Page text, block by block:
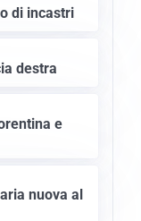
di incastri
destra
e
nuova al